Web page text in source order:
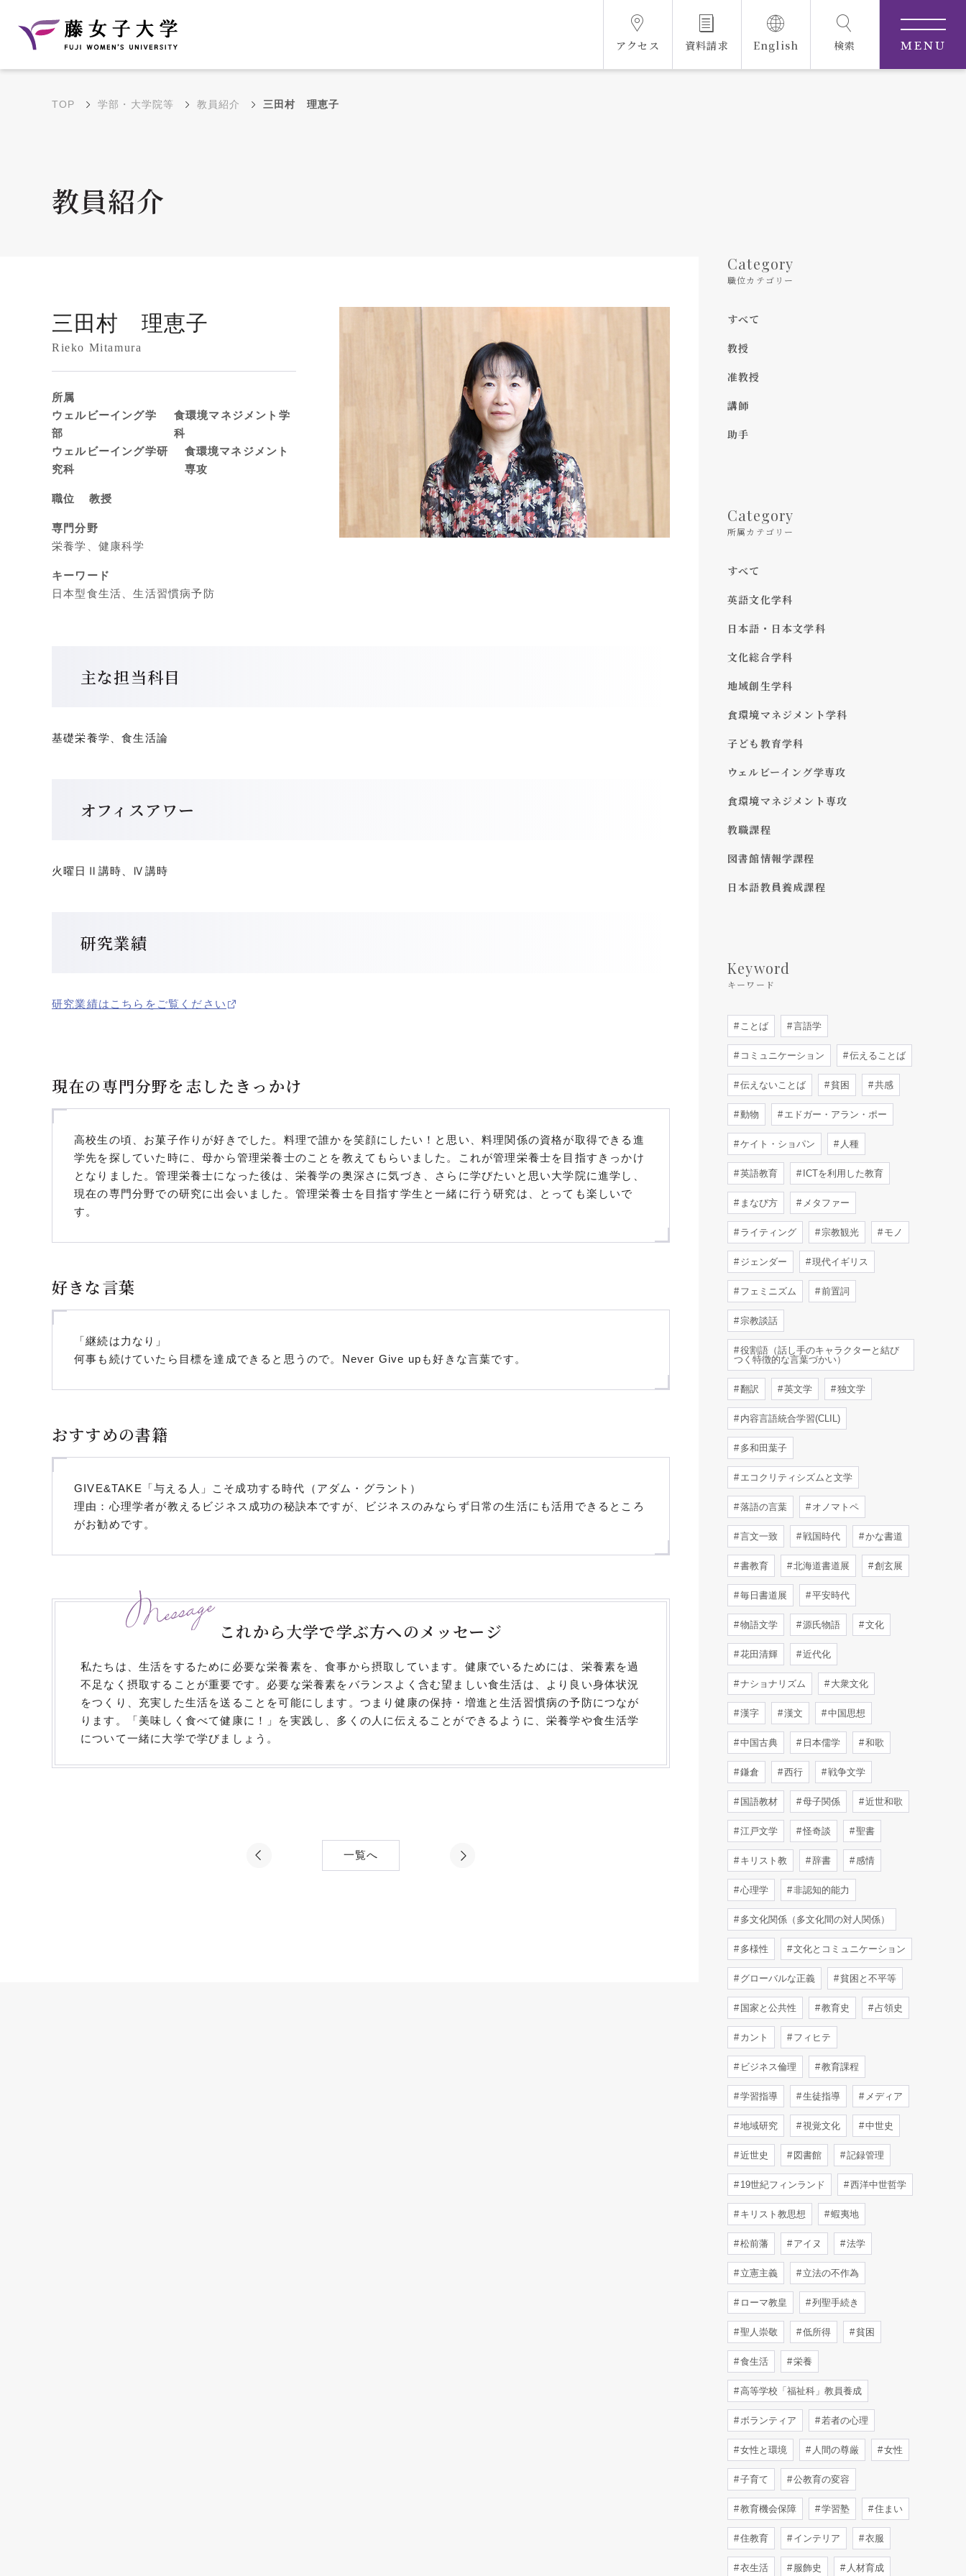
学部・学科の教育目的
大学院の教育目的
花川キャンパス無料ス
クールバス
３Dパノラマビュー
広報活動
プレスリリース
広告掲載
メディア出演・掲載
刊行物
大学紹介動画
SNS
シンボルマーク・校章
いて
税制上の優遇措置
情報公開
アクセス 資料請求 English 検索 MENU
TOP 学部・大学院等 教員紹介 三田村 理恵子
教員紹介
三田村 理恵子
Rieko Mitamura
所属
ウェルビーイング学
部
食環境マネジメント学
科
ウェルビーイング学研
究科
食環境マネジメント
専攻
職位 教授
専門分野
栄養学、健康科学
キーワード
日本型食生活、生活習慣病予防
主な担当科目
基礎栄養学、食生活論
オフィスアワー
火曜日Ⅱ講時、Ⅳ講時
研究業績
研究業績はこちらをご覧ください
現在の専門分野を志したきっかけ
高校生の頃、お菓子作りが好きでした。料理で誰かを笑顔にしたい！と思い、料理関係の資格が取得できる進
学先を探していた時に、母から管理栄養士のことを教えてもらいました。これが管理栄養士を目指すきっかけ
となりました。管理栄養士になった後は、栄養学の奥深さに気づき、さらに学びたいと思い大学院に進学し、
現在の専門分野での研究に出会いました。管理栄養士を目指す学生と一緒に行う研究は、とっても楽しいで
す。
好きな言葉
「継続は力なり」
何事も続けていたら目標を達成できると思うので。Never Give upも好きな言葉です。
おすすめの書籍
GIVE&TAKE「与える人」こそ成功する時代（アダム・グラント）
理由：心理学者が教えるビジネス成功の秘訣本ですが、ビジネスのみならず日常の生活にも活用できるところ
がお勧めです。
これから大学で学ぶ方へのメッセージ
私たちは、生活をするために必要な栄養素を、食事から摂取しています。健康でいるためには、栄養素を過
不足なく摂取することが重要です。必要な栄養素をバランスよく含む望ましい食生活は、より良い身体状況
をつくり、充実した生活を送ることを可能にします。つまり健康の保持・増進と生活習慣病の予防につなが
ります。「美味しく食べて健康に！」を実践し、多くの人に伝えることができるように、栄養学や食生活学
について一緒に大学で学びましょう。
一覧へ
Category
職位カテゴリー
すべて
教授
准教授
講師
助手
Category
所属カテゴリー
すべて
英語文化学科
日本語・日本文学科
文化総合学科
地域創生学科
食環境マネジメント学科
子ども教育学科
ウェルビーイング学専攻
食環境マネジメント専攻
教職課程
図書館情報学課程
日本語教員養成課程
Keyword
キーワード
ことば 言語学
コミュニケーション 伝えることば
伝えないことば 貧困 共感
動物 エドガー・アラン・ポー
ケイト・ショパン 人種
英語教育 ICTを利用した教育
まなび方 メタファー
ライティング 宗教観光 モノ
ジェンダー 現代イギリス
フェミニズム 前置詞
宗教談話
役割語（話し手のキャラクターと結び
つく特徴的な言葉づかい）
翻訳 英文学 独文学
内容言語統合学習(CLIL)
多和田葉子
エコクリティシズムと文学
落語の言葉 オノマトペ
言文一致 戦国時代 かな書道
書教育 北海道書道展 創玄展
毎日書道展 平安時代
物語文学 源氏物語 文化
花田清輝 近代化
ナショナリズム 大衆文化
漢字 漢文 中国思想
中国古典 日本儒学 和歌
鎌倉 西行 戦争文学
国語教材 母子関係 近世和歌
江戸文学 怪奇談 聖書
キリスト教 辞書 感情
心理学 非認知的能力
多文化関係（多文化間の対人関係）
多様性 文化とコミュニケーション
グローバルな正義 貧困と不平等
国家と公共性 教育史 占領史
カント フィヒテ
ビジネス倫理 教育課程
学習指導 生徒指導 メディア
地域研究 視覚文化 中世史
近世史 図書館 記録管理
19世紀フィンランド 西洋中世哲学
キリスト教思想 蝦夷地
松前藩 アイヌ 法学
立憲主義 立法の不作為
ローマ教皇 列聖手続き
聖人崇敬 低所得 貧困
食生活 栄養
高等学校「福祉科」教員養成
ボランティア 若者の心理
女性と環境 人間の尊厳 女性
子育て 公教育の変容
教育機会保障 学習塾 住まい
住教育 インテリア 衣服
衣生活 服飾史 人材育成